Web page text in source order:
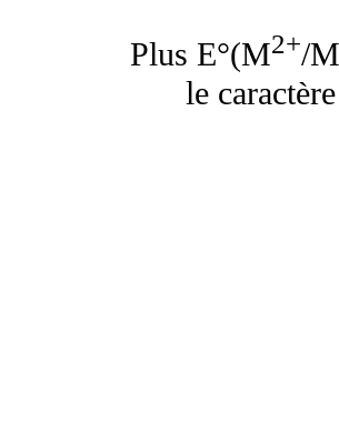
Plus E°(M2+/
le